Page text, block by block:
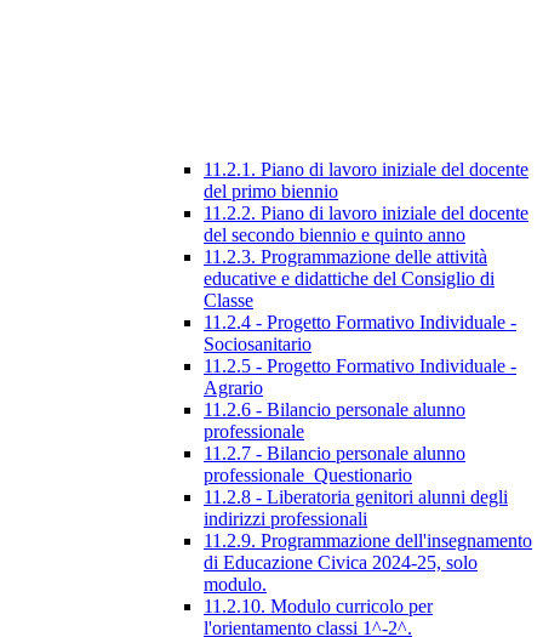
11.2.1. Piano di lavoro iniziale del docente
del primo biennio
11.2.2. Piano di lavoro iniziale del docente
del secondo biennio e quinto anno
11.2.3. Programmazione delle attività
educative e didattiche del Consiglio di
Classe
11.2.4 - Progetto Formativo Individuale -
Sociosanitario
11.2.5 - Progetto Formativo Individuale -
Agrario
11.2.6 - Bilancio personale alunno
professionale
11.2.7 - Bilancio personale alunno
professionale_Questionario
11.2.8 - Liberatoria genitori alunni degli
indirizzi professionali
11.2.9. Programmazione dell'insegnamento
di Educazione Civica 2024-25, solo
modulo.
11.2.10. Modulo curricolo per
l'orientamento classi 1^-2^.